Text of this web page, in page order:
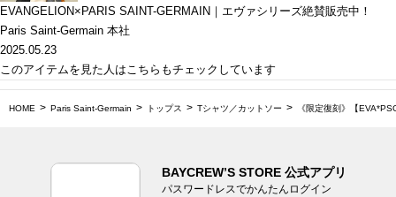
EVANGELION×PARIS SAINT-GERMAIN｜エヴァシリーズ絶賛販売中！
Paris Saint-Germain 本社
2025.05.23
このアイテムを見た人はこちらもチェックしています
HOME Paris Saint-Germain トップス Tシャツ／カットソー 《限定復刻》【
BAYCREW’S STORE 公式アプリ
パスワードレスでかんたんログイン